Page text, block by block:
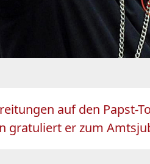
auf den Papst-
er zum